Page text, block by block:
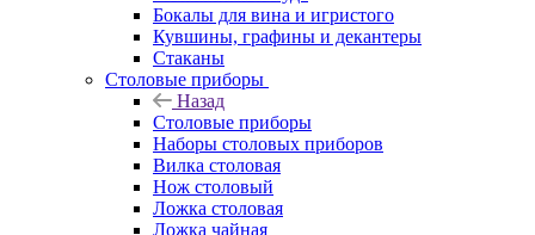
Бокалы для вина и игристого
Кувшины, графины и декантеры
Стаканы
Столовые приборы
Назад
Столовые приборы
Наборы столовых приборов
Вилка столовая
Нож столовый
Ложка столовая
Ложка чайная